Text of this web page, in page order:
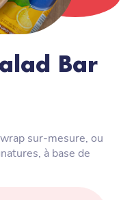
Bar
sur-mesure, ou
à base de